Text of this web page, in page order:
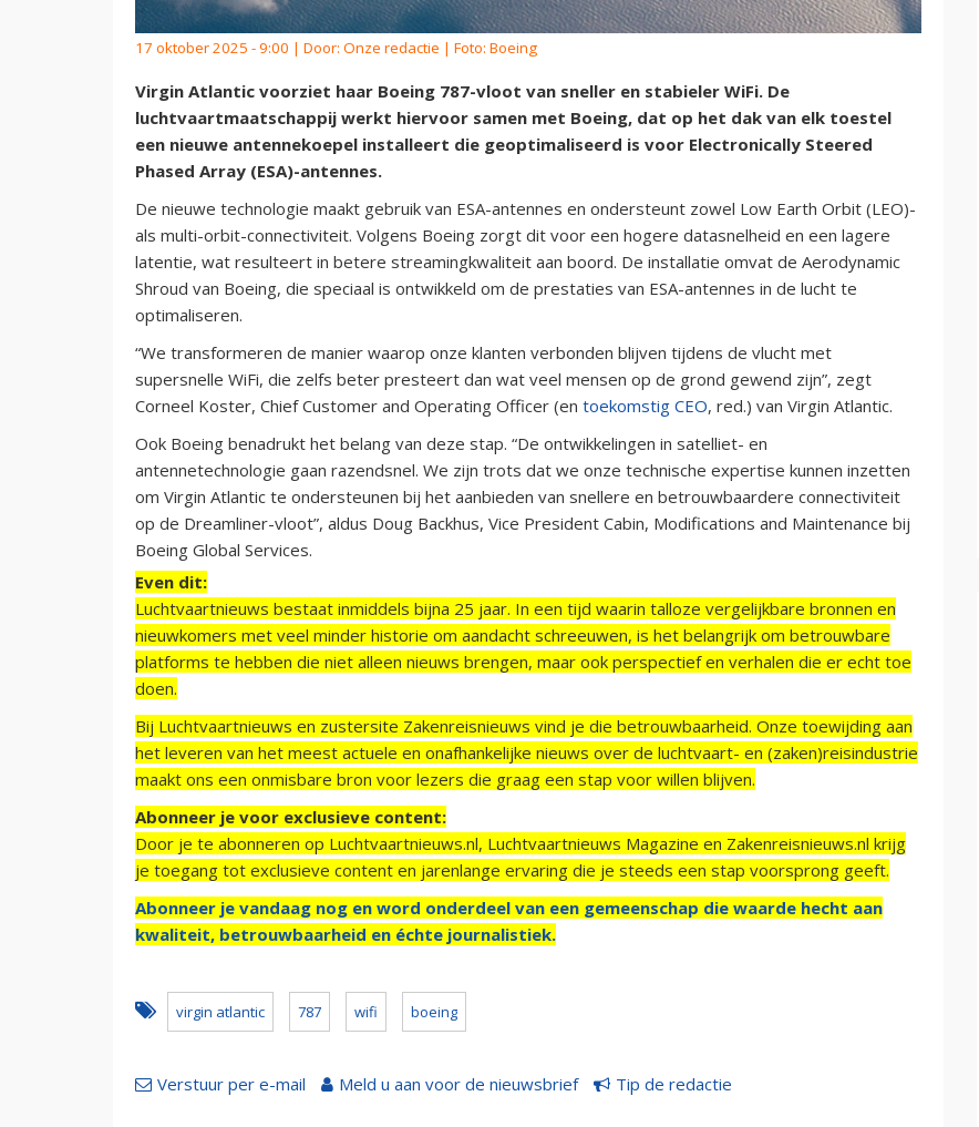
17 oktober 2025 - 9:00 | Door: Onze redactie | Foto: Boeing
Virgin Atlantic voorziet haar Boeing 787-vloot van sneller en stabieler WiFi. De
luchtvaartmaatschappij werkt hiervoor samen met Boeing, dat op het dak van elk toestel
een nieuwe antennekoepel installeert die geoptimaliseerd is voor Electronically Steered
Phased Array (ESA)-antennes.
De nieuwe technologie maakt gebruik van ESA-antennes en ondersteunt zowel Low Earth Orbit (LEO)-
als multi-orbit-connectiviteit. Volgens Boeing zorgt dit voor een hogere datasnelheid en een lagere
latentie, wat resulteert in betere streamingkwaliteit aan boord. De installatie omvat de Aerodynamic
Shroud van Boeing, die speciaal is ontwikkeld om de prestaties van ESA-antennes in de lucht te
optimaliseren.
“We transformeren de manier waarop onze klanten verbonden blijven tijdens de vlucht met
supersnelle WiFi, die zelfs beter presteert dan wat veel mensen op de grond gewend zijn”, zegt
Corneel Koster, Chief Customer and Operating Officer (en toekomstig CEO, red.) van Virgin Atlantic.
Ook Boeing benadrukt het belang van deze stap. “De ontwikkelingen in satelliet- en
antennetechnologie gaan razendsnel. We zijn trots dat we onze technische expertise kunnen inzetten
om Virgin Atlantic te ondersteunen bij het aanbieden van snellere en betrouwbaardere connectiviteit
op de Dreamliner-vloot”, aldus Doug Backhus, Vice President Cabin, Modifications and Maintenance bij
Boeing Global Services.
Even dit:
Luchtvaartnieuws bestaat inmiddels bijna 25 jaar. In een tijd waarin talloze vergelijkbare bronnen en
nieuwkomers met veel minder historie om aandacht schreeuwen, is het belangrijk om betrouwbare
platforms te hebben die niet alleen nieuws brengen, maar ook perspectief en verhalen die er echt toe
doen.
Bij Luchtvaartnieuws en zustersite Zakenreisnieuws vind je die betrouwbaarheid. Onze toewijding aan
het leveren van het meest actuele en onafhankelijke nieuws over de luchtvaart- en (zaken)reisindustrie
maakt ons een onmisbare bron voor lezers die graag een stap voor willen blijven.
Abonneer je voor exclusieve content:
Door je te abonneren op Luchtvaartnieuws.nl, Luchtvaartnieuws Magazine en Zakenreisnieuws.nl krijg
je toegang tot exclusieve content en jarenlange ervaring die je steeds een stap voorsprong geeft.
Abonneer je vandaag nog en word onderdeel van een gemeenschap die waarde hecht aan
kwaliteit, betrouwbaarheid en échte journalistiek.
virgin atlantic 787 wifi boeing
Verstuur per e-mail Meld u aan voor de nieuwsbrief Tip de redactie